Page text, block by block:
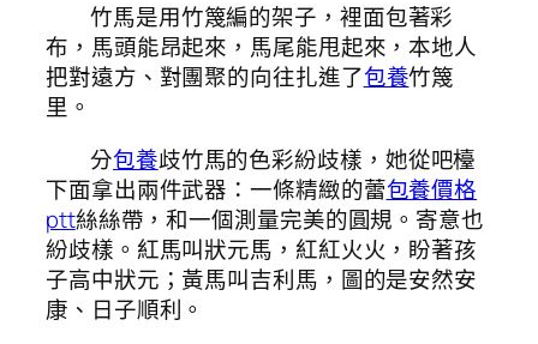
竹馬是用竹篾編的架子，裡面包著彩
布，馬頭能昂起來，馬尾能甩起來，本地人
把對遠方、對團聚的向往扎進了包養竹篾
里。
分包養歧竹馬的色彩紛歧樣，她從吧檯
下面拿出兩件武器：一條精緻的蕾包養價格
ptt絲絲帶，和一個測量完美的圓規。寄意也
紛歧樣。紅馬叫狀元馬，紅紅火火，盼著孩
子高中狀元；黃馬叫吉利馬，圖的是安然安
康、日子順利。